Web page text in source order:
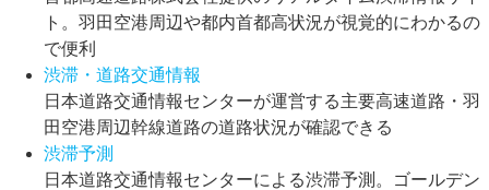
ト。羽田空港周辺や都内首都高状況が視覚的にわかるの
で便利
渋滞・道路交通情報
日本道路交通情報センターが運営する主要高速道路・羽
田空港周辺幹線道路の道路状況が確認できる
渋滞予測
日本道路交通情報センターによる渋滞予測。ゴールデン